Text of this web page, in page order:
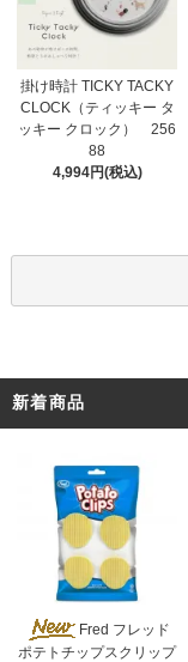
掛け時計 TICKY TACKY
CLOCK（ティッキー タ
ッキー クロック） 256
88
4,994円(税込)
新着商品
Fred フレッド
ポテトチップスクリップ